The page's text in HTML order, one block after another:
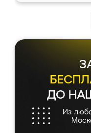
мебель сразу
каких-либо
довольна, все
ДО
Из